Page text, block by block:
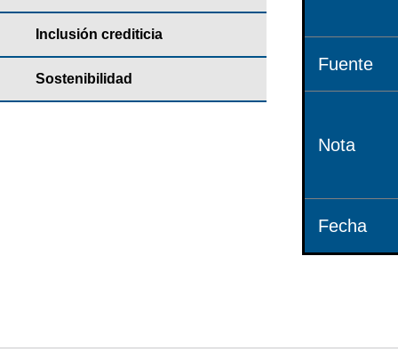
Inclusión crediticia
Sostenibilidad
Fuente
Nota
Fecha